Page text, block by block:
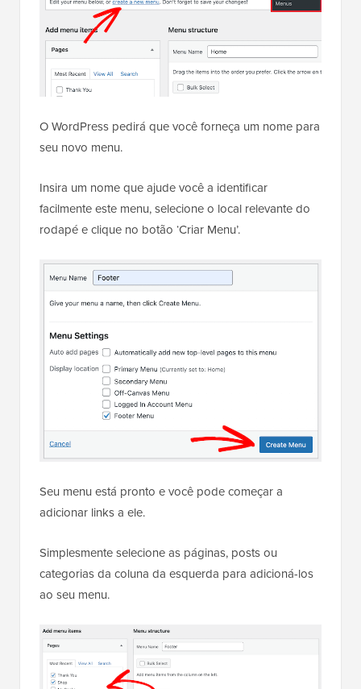
O WordPress pedirá que você forneça um nome para
seu novo menu.
Insira um nome que ajude você a identificar
facilmente este menu, selecione o local relevante do
rodapé e clique no botão ‘Criar Menu’.
Seu menu está pronto e você pode começar a
adicionar links a ele.
Simplesmente selecione as páginas, posts ou
categorias da coluna da esquerda para adicioná-los
ao seu menu.